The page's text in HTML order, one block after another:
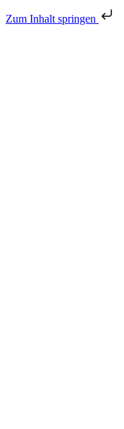
Zum Inhalt springen